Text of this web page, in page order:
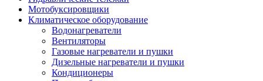
Мотобуксировщики
Климатическое оборудование
Водонагреватели
Вентиляторы
Газовые нагреватели и пушки
Дизельные нагреватели и пушки
Кондиционеры